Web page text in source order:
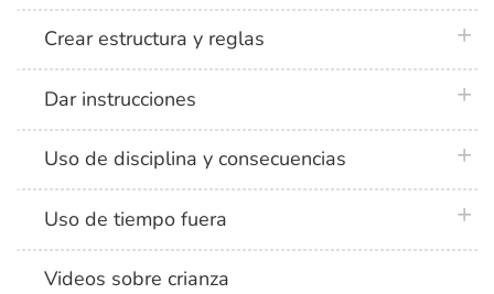
Crear estructura y reglas
Dar instrucciones
Uso de disciplina y consecuencias
Uso de tiempo fuera
Videos sobre crianza